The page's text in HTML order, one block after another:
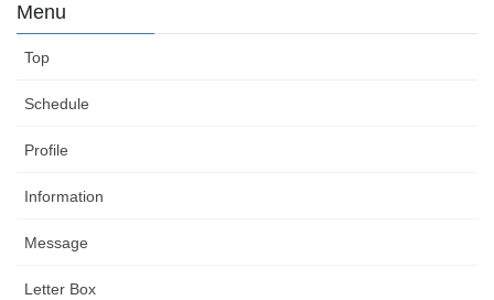
Menu
Top
Schedule
Profile
Information
Message
Letter Box